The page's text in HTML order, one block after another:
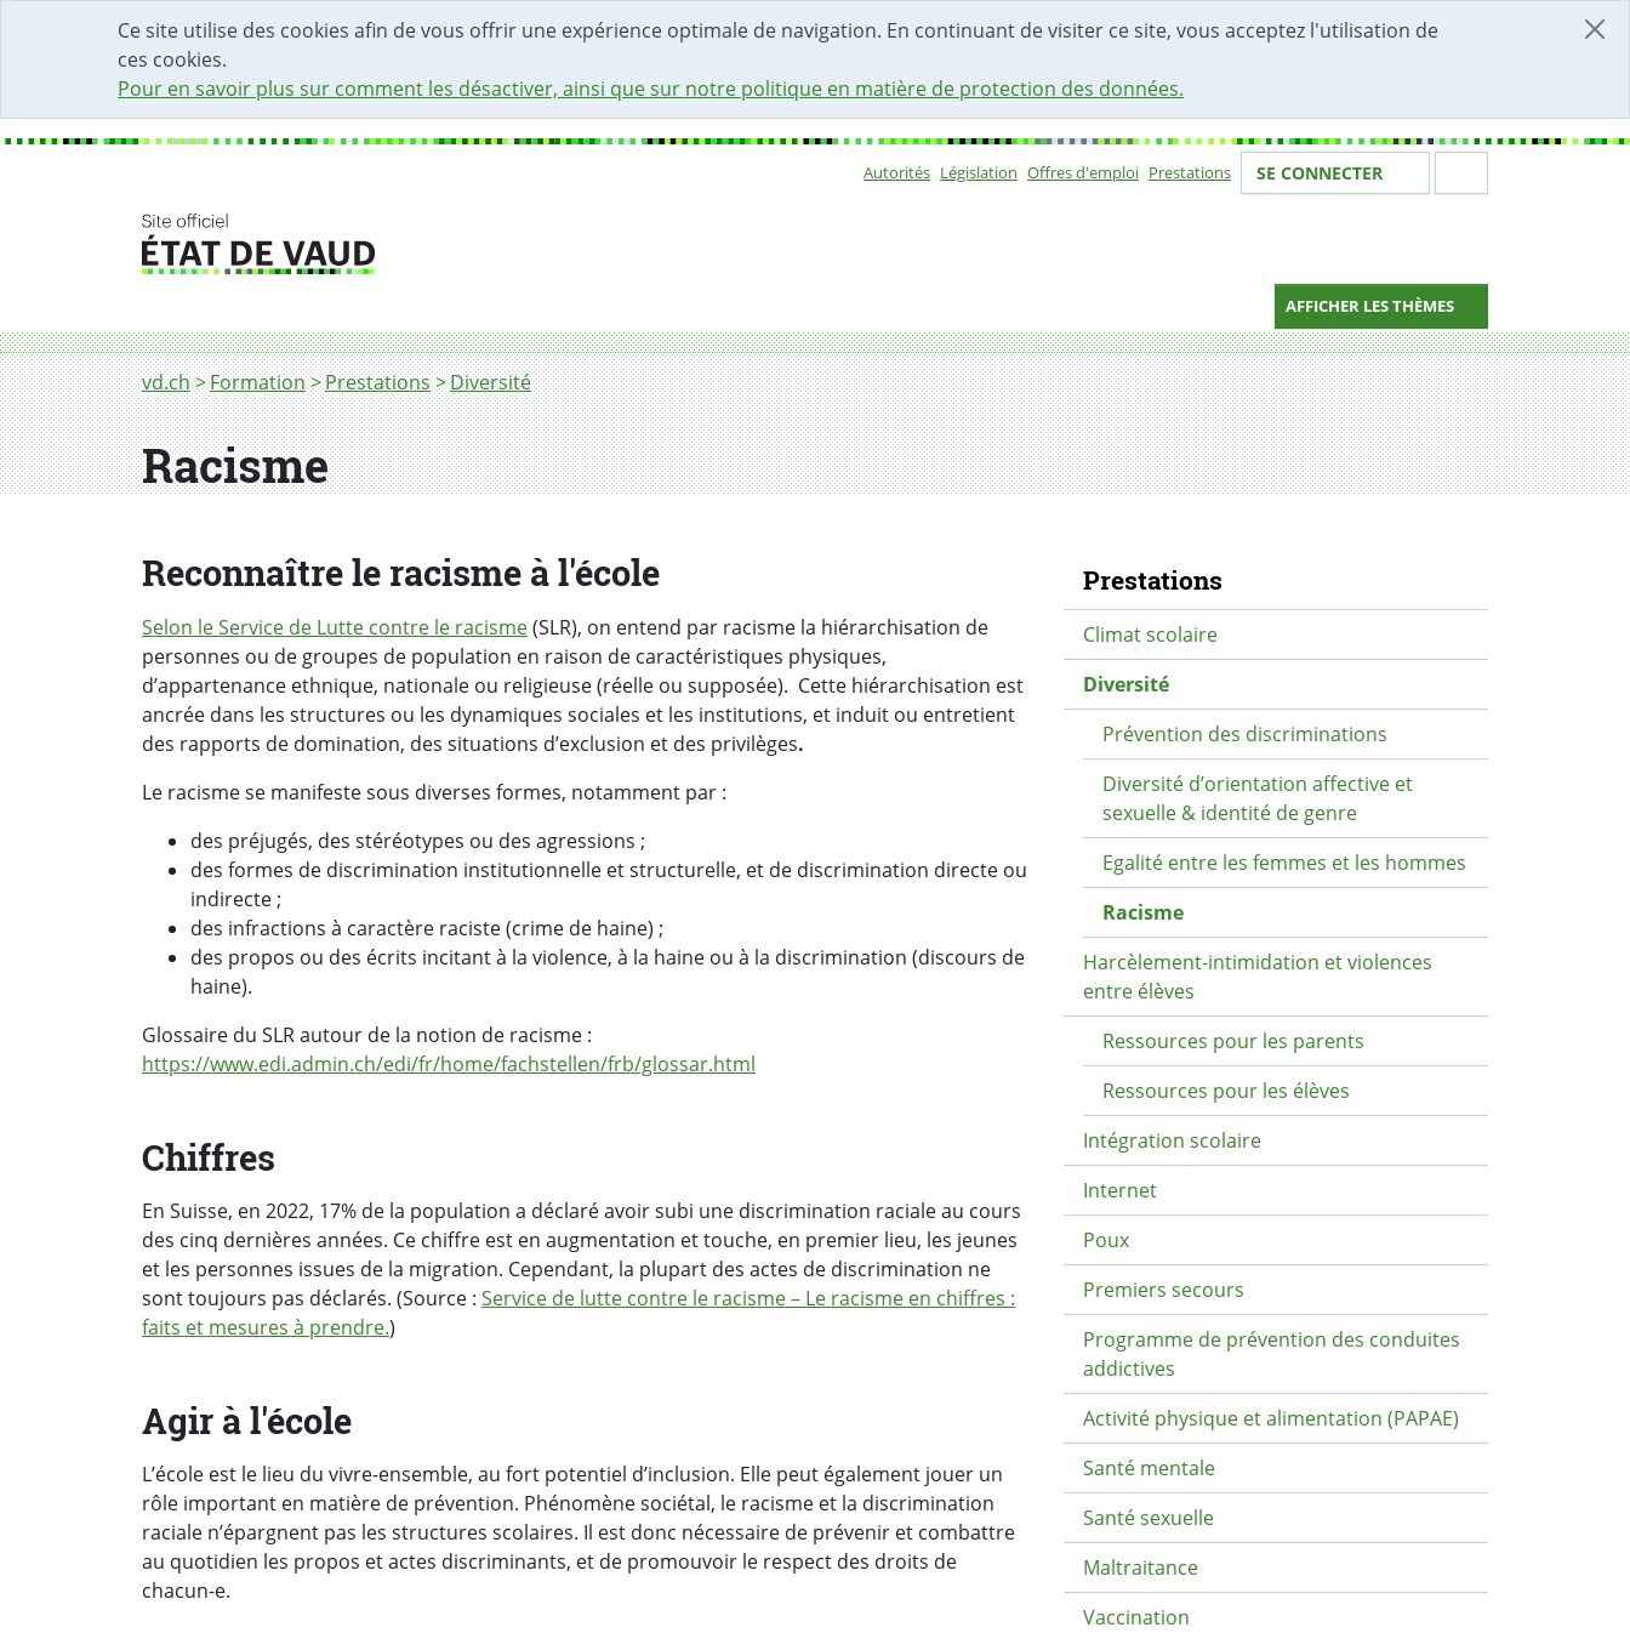
Ce site utilise des cookies afin de vous offrir une expérience optimale de navigation. En continuant de visiter ce site, vous acceptez l'utilisation de
ces cookies.
Pour en savoir plus sur comment les désactiver, ainsi que sur notre politique en matière de protection des données.
DÉBUT DU CONTENU DE LA PAGE
ACCÈS AU CHAMP DE RECHERCHE
PAGE D'ACCUEIL
FORMULAIRE DE CONTACT
Autorités Législation Offres d'emploi Prestations Votre identité
SE CONNECTER
AFFICHER LES THÈMES
Fil d'Ariane
vd.ch Formation Prestations Diversité
Racisme
Racisme
Reconnaître le racisme à l'école
Selon le Service de Lutte contre le racisme(SLR), on entend par racisme la hiérarchisation de
personnes ou de groupes de population en raison de caractéristiques physiques,
d’appartenance ethnique, nationale ou religieuse (réelle ou supposée). Cette hiérarchisation est
ancrée dans les structures ou les dynamiques sociales et les institutions, et induit ou entretient
des rapports de domination, des situations d’exclusion et des privilèges.
Le racisme se manifeste sous diverses formes, notamment par :
des préjugés, des stéréotypes ou des agressions ;
des formes de discrimination institutionnelle et structurelle, et de discrimination directe ou
indirecte ;
des infractions à caractère raciste (crime de haine) ;
des propos ou des écrits incitant à la violence, à la haine ou à la discrimination (discours de
haine).
Glossaire du SLR autour de la notion de racisme :
https://www.edi.admin.ch/edi/fr/home/fachstellen/frb/glossar.html
Chiffres
En Suisse, en 2022, 17% de la population a déclaré avoir subi une discrimination raciale au cours
des cinq dernières années. Ce chiffre est en augmentation et touche, en premier lieu, les jeunes
et les personnes issues de la migration. Cependant, la plupart des actes de discrimination ne
sont toujours pas déclarés. (Source : Service de lutte contre le racisme – Le racisme en chiffres :
faits et mesures à prendre.)
Agir à l'école
L’école est le lieu du vivre-ensemble, au fort potentiel d’inclusion. Elle peut également jouer un
rôle important en matière de prévention. Phénomène sociétal, le racisme et la discrimination
raciale n’épargnent pas les structures scolaires. Il est donc nécessaire de prévenir et combattre
au quotidien les propos et actes discriminants, et de promouvoir le respect des droits de
chacun-e.
Navigation secondaire
Prestations
Climat scolaire
Diversité
Prévention des discriminations
Diversité d’orientation affective et
sexuelle & identité de genre
Egalité entre les femmes et les hommes
Racisme
Harcèlement-intimidation et violences
entre élèves
Ressources pour les parents
Ressources pour les élèves
Intégration scolaire
Internet
Poux
Premiers secours
Programme de prévention des conduites
addictives
Activité physique et alimentation (PAPAE)
Santé mentale
Santé sexuelle
Maltraitance
Vaccination